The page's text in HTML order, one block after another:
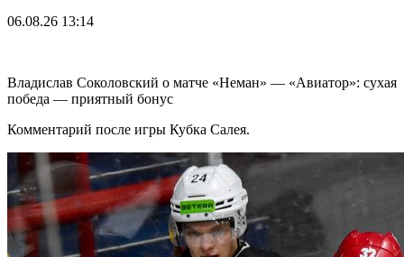
06.08.26 13:14
Владислав Соколовский о матче «Неман» — «Авиатор»: сухая
победа — приятный бонус
Комментарий после игры Кубка Салея.